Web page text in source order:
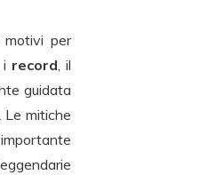
per
i record, il
guidata
Le mitiche